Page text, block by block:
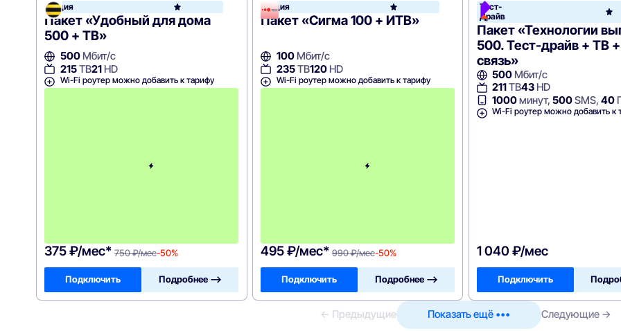
Акция Билайн
Пакет «Удобный для дома
500 + ТВ»
500Мбит/с
215ТВ21HD
Wi-Fi роутер можно добавить к тарифу
375 ₽/мес* 750 ₽/мес-50%
Подключить Подробнее —>
Акция Акадо
Пакет «Сигма 100 + ИТВ»
100Мбит/с
235ТВ120HD
Wi-Fi роутер можно добавить к тарифу
495 ₽/мес* 990 ₽/мес-50%
Подключить Подробнее —>
Тест-
Драйв
Пакет «Технологии
500. Тест-драйв + ТВ
связь»
500 Мбит/с
211 ТВ43 HD
1000минут,500SMS,40
Wi-Fi роутер можно добавить к
1 040 ₽/мес
Подключить
← Предыдущие Показать ещё ••• Следующие →